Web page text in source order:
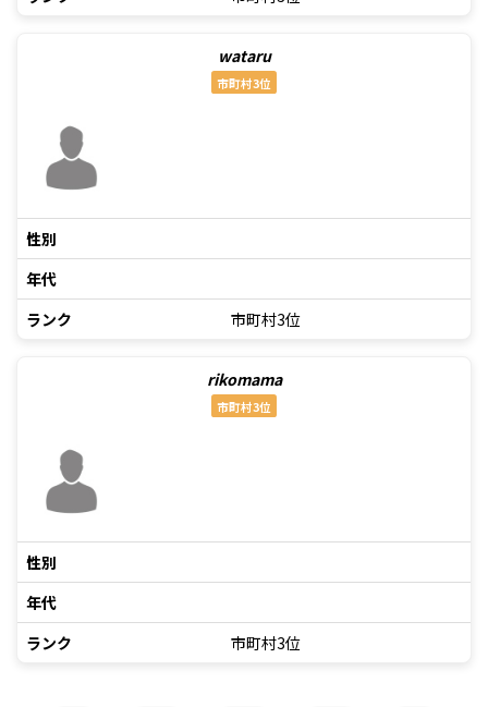
wataru
市町村3位
性別
年代
ランク
市町村3位
rikomama
市町村3位
性別
年代
ランク
市町村3位